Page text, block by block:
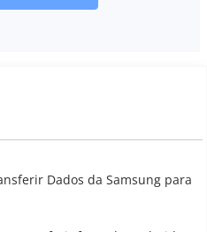
Dados da Samsung para